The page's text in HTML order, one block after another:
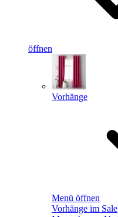
öffnen
Vorhänge
Menü öffnen
Vorhänge im Sale